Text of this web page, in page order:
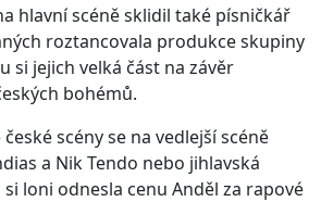
hlavní scéně sklidil také písničkář
roztancovala produkce skupiny
si jejich velká část na závěr
bohémů.
scény se na vedlejší scéně
a Nik Tendo nebo jihlavská
loni odnesla cenu Anděl za rapové